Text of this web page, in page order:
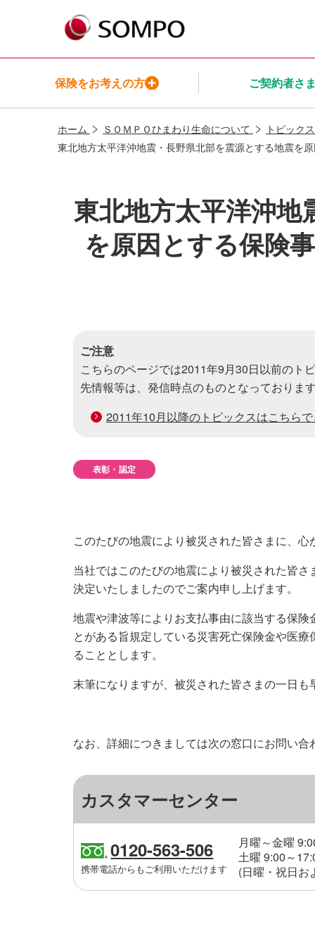
保険をお考えの方
保険をお考えの方TOP
ご契約者さま
ご契約者さまTOP
保険商品一覧TOP
インシュアヘルスTOP
ＳＯＭＰＯ
メニューを閉じる
ホーム ＳＯＭＰＯひまわり生命について トピックス
東北地方太平洋沖地震・長野県北部を震源とする地震を
東北地方太平洋沖
を原因とする保険
ご注意
こちらのページでは2011年9月30日以前のト
先情報等は、発信時点のものとなっておりま
2011年10月以降のトピックスはこちらで
表彰・認定
このたびの地震により被災された皆さまに、心
当社ではこのたびの地震により被災された皆
決定いたしましたのでご案内申し上げます。
地震や津波等によりお支払事由に該当する保
とがある旨規定している災害死亡保険金や医
ることとします。
末筆になりますが、被災された皆さまの一日も
なお、詳細につきましては次の窓口にお問い合
カスタマーセンター
0120-563-506
携帯電話からもご利用いただけます
月曜～金曜
土曜 9:00～
(日曜・祝日お